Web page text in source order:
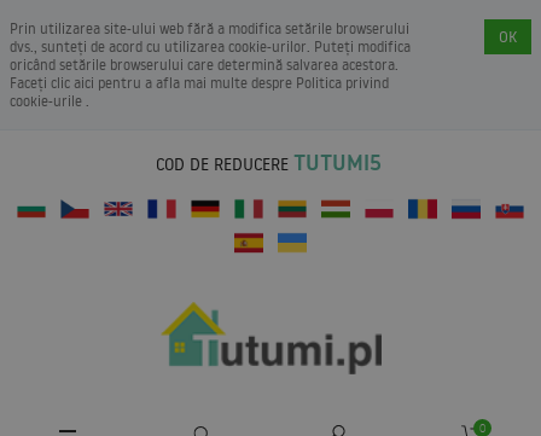
Prin utilizarea site-ului web fără a modifica setările browserului
dvs., sunteți de acord cu utilizarea cookie-urilor. Puteți modifica
oricând setările browserului care determină salvarea acestora.
Faceți clic aici pentru a afla mai multe despre Politica privind
cookie-urile .
OK
COD DE REDUCERE TUTUMI5
0